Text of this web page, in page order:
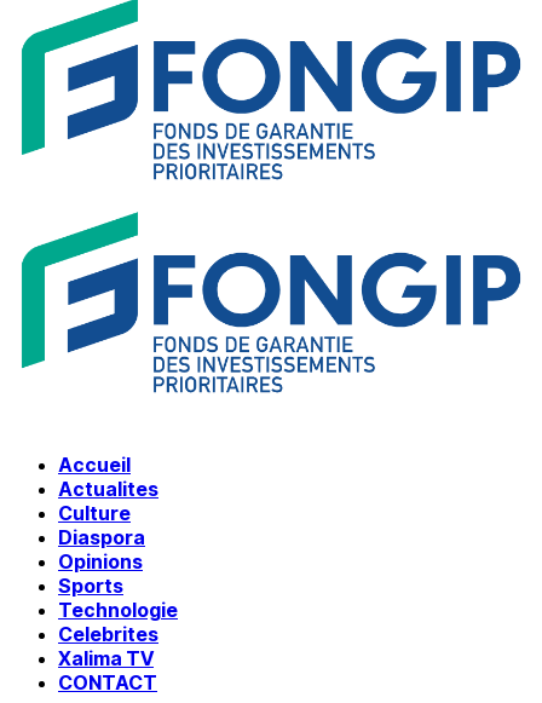
Accueil
Actualites
Culture
Diaspora
Opinions
Sports
Technologie
Celebrites
Xalima TV
CONTACT